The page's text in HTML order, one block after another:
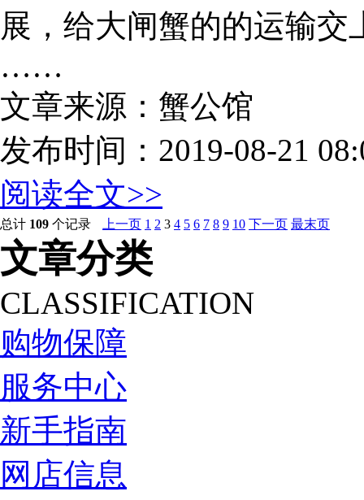
展，给大闸蟹的的运输交
……
文章来源：蟹公馆
发布时间：2019-08-21
阅读全文>>
总计 109 个记录 上一页 1 2 3 4 5 6 7 8 9 10 下一页 最末页
文章分类
CLASSIFICATION
购物保障
服务中心
新手指南
网店信息